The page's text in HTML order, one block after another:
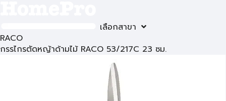
เลือกสาขา
RACO
กรรไกรตัดหญ้าด้ามไม้ RACO 53/217C 23 ซม.